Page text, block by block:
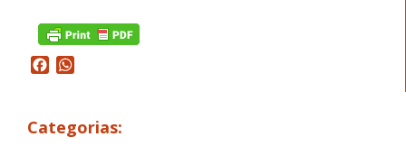
Facebook
Categorias: